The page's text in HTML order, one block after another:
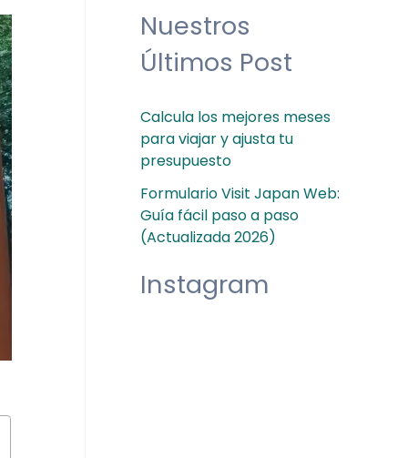
Nuestros
Últimos Post
Calcula los mejores meses
para viajar y ajusta tu
presupuesto
Formulario Visit Japan Web:
Guía fácil paso a paso
(Actualizada 2026)
Instagram